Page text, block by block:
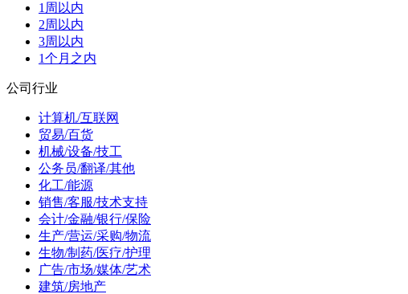
1周以内
2周以内
3周以内
1个月之内
公司行业
计算机/互联网
贸易/百货
机械/设备/技工
公务员/翻译/其他
化工/能源
销售/客服/技术支持
会计/金融/银行/保险
生产/营运/采购/物流
生物/制药/医疗/护理
广告/市场/媒体/艺术
建筑/房地产